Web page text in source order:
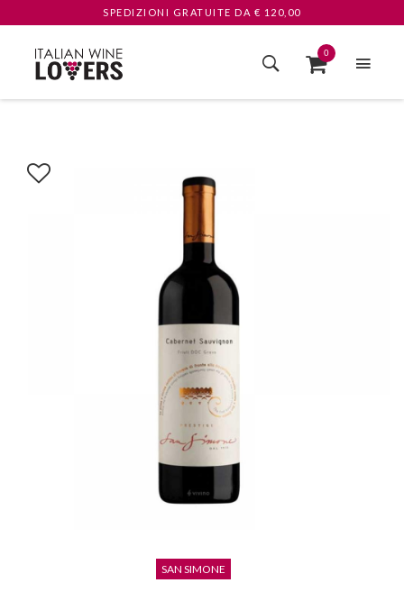
SPEDIZIONI GRATUITE DA € 120,00
0
SAN SIMONE